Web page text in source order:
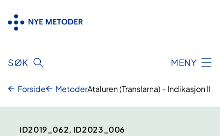
innhold
SØK MENY
Forside MetoderAtaluren (Translarna) - Indikasjon II
ID2019_062, ID2023_006